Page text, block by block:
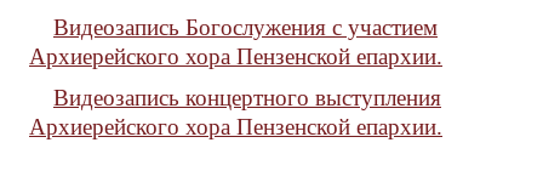
Видеозапись Богослужения с участием
Архиерейского хора Пензенской епархии.
Видеозапись концертного выступления
Архиерейского хора Пензенской епархии.